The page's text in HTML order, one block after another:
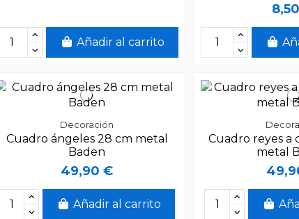
Añadir al carrito
Decoración
Cuadro ángeles 28 cm metal
Baden
49,90 €
Añadir al carrito
Cuadro reyes a
metal